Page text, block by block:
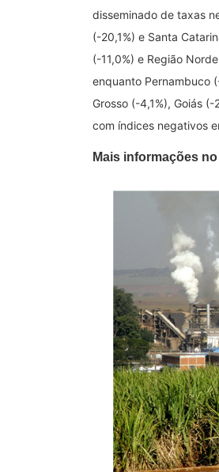
disseminado de taxas
(-20,1%) e Santa
(-11,0%) e Região
enquanto Pernambuco
Grosso (-4,1%), Goiás
com índices negativos
Mais informações